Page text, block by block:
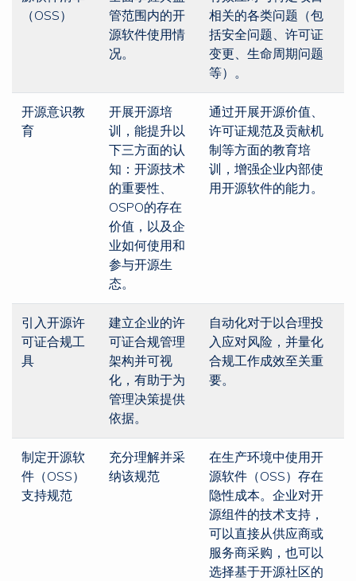
（OSS）
管范围内的开
源软件使用情
况。
相关的各类问题（包
括安全问题、许可证
变更、生命周期问题
等）。
开源意识教
育
开展开源培
训，能提升以
下三方面的认
知：开源技术
的重要性、
OSPO的存在
价值，以及企
业如何使用和
参与开源生
态。
通过开展开源价值、
许可证规范及贡献机
制等方面的教育培
训，增强企业内部使
用开源软件的能力。
引入开源许
可证合规工
具
建立企业的许
可证合规管理
架构并可视
化，有助于为
管理决策提供
依据。
自动化对于以合理投
入应对风险，并量化
合规工作成效至关重
要。
制定开源软
件（OSS）
支持规范
充分理解并采
纳该规范
在生产环境中使用开
源软件（OSS）存在
隐性成本。企业对开
源组件的技术支持，
可以直接从供应商或
服务商采购，也可以
选择基于开源社区的